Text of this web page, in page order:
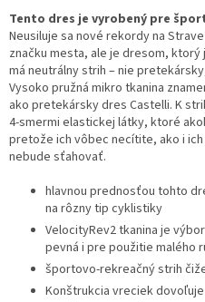
Tento dres je vyrobený pre
Neusiluje sa nové rekordy na
značku mesta, ale je dresom,
má neutrálny strih – nie
Vysoko pružná mikro tkanina
ako pretekársky dres Castelli. K
4-smermi elastickej látky, ktoré
pretože ich vôbec necítite, ako i
nebude sťahovať.
hlavnou prednosťou tohto
na rôzny tip cyklistiky
VelocityRev2 tkanina je
pevná i pre použitie malého
športovo-rekreačný strih
Konštrukcia vreciek